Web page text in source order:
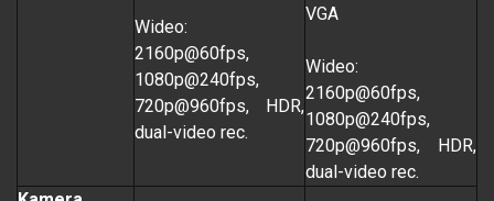
Wideo:
2160p@60fps,
1080p@240fps,
720p@960fps, HDR,
dual-video rec.
VGA
Wideo:
2160p@60fps,
1080p@240fps,
720p@960fps, HDR,
dual-video rec.